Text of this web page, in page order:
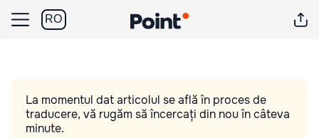
RO
La momentul dat articolul se află în proces de
traducere, vă rugăm să încercați din nou în câteva
minute.